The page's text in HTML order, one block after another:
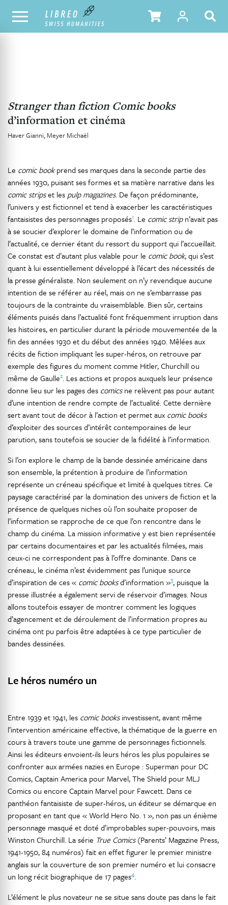
NOTRE CATALOGUE TABLE DES MATIÈRES
Stranger than fiction Comic books
d’information et cinéma
Haver Gianni Meyer Michaël
Le comic bookprend ses marques dans la seconde partie des
années 1930, puisant ses formes et sa matière narrative dans les
comic stripset les pulp magazines. De façon prédominante,
l’univers y est fictionnel et tend à exacerber les caractéristiques
fantaisistes des personnages proposés1. Le comic stripn’avait pas
à se soucier d’explorer le domaine de l’information ou de
l’actualité, ce dernier étant du ressort du support qui l’accueillait.
Ce constat est d’autant plus valable pour le comic book, qui s’est
quant à lui essentiellement développé à l’écart des nécessités de
la presse généraliste. Non seulement on n’y revendique aucune
intention de se référer au réel, mais on ne s’embarrasse pas
toujours de la contrainte du vraisemblable. Bien sûr, certains
éléments puisés dans l’actualité font fréquemment irruption dans
les histoires, en particulier durant la période mouvementée de la
fin des années 1930 et du début des années 1940. Mêlées aux
récits de fiction impliquant les super-héros, on retrouve par
exemple des figures du moment comme Hitler, Churchill ou
même de Gaulle2. Les actions et propos auxquels leur présence
donne lieu sur les pages des comicsne relèvent pas pour autant
d’une intention de rendre compte de l’actualité. Cette dernière
sert avant tout de décor à l’action et permet aux comic books
d’exploiter des sources d’intérêt contemporaines de leur
parution, sans toutefois se soucier de la fidélité à l’information.
Si l’on explore le champ de la bande dessinée américaine dans
son ensemble, la prétention à produire de l’information
représente un créneau spécifique et limité à quelques titres. Ce
paysage caractérisé par la domination des univers de fiction et la
présence de quelques niches où l’on souhaite proposer de
l’information se rapproche de ce que l’on rencontre dans le
champ du cinéma. La mission informative y est bien représentée
par certains documentaires et par les actualités filmées, mais
ceux-ci ne correspondent pas à l’offre dominante. Dans ce
créneau, le cinéma n’est évidemment pas l’unique source
d’inspiration de ces « comic booksd’information »3, puisque la
presse illustrée a également servi de réservoir d’images. Nous
allons toutefois essayer de montrer comment les logiques
d’agencement et de déroulement de l’information propres au
cinéma ont pu parfois être adaptées à ce type particulier de
bandes dessinées.
Le héros numéro un
Entre 1939 et 1941, les comic booksinvestissent, avant même
l’intervention américaine effective, la thématique de la guerre en
cours à travers toute une gamme de personnages fictionnels.
Ainsi les éditeurs envoient-ils leurs héros les plus populaires se
confronter aux armées nazies en Europe : Superman pour DC
Comics, Captain America pour Marvel, The Shield pour MLJ
Comics ou encore Captain Marvel pour Fawcett. Dans ce
panthéon fantaisiste de super-héros, un éditeur se démarque en
proposant en tant que « World Hero No. 1 », non pas un énième
personnage masqué et doté d’improbables super-pouvoirs, mais
Winston Churchill. La série True Comics(Parents’ Magazine Press,
1941-1950, 84 numéros) fait en effet figurer le premier ministre
anglais sur la couverture de son premier numéro et lui consacre
un long récit biographique de 17 pages4.
L’élément le plus novateur ne se situe sans doute pas dans le fait